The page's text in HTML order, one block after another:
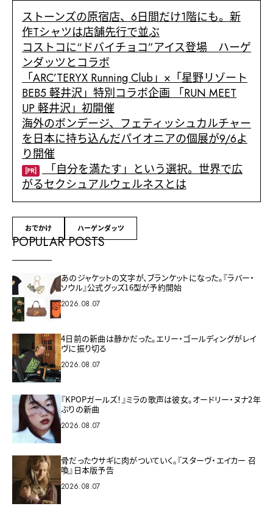
ストーンズの原宿店、6日間だけ1階にも。新
作Tシャツは店舗先行で並ぶ
コストコに“ドバイチョコ”アイス登場 ハーゲ
ンダッツとコラボ
「ARC’TERYX Running Club」×「星野リゾート
BEB5 軽井沢」特別コラボ企画 「RUN MEET
UP 軽井沢」初開催
海外のボンデージ、フェティッシュカルチャー
を日本に持ち込んだパイオニアの個展が9/6よ
り開催
[PR] 「自分を満たす」という選択。世界で広
がるセクシュアルウェルネスとは
おでかけ ハーゲンダッツ
POPULAR POSTS
あのジャケットの文字が、ブランケットになった。『ラバー・
ソウル』公式グッズ16型が予約開始
2026.08.07
4日前の新曲は静かだった。エリー・ゴールディングがレイ
ヴに振り切る
2026.08.07
『KPOPガールズ！』ミラの歌声は彼女。オードリー・ヌナ2年
ぶりの新曲
2026.08.07
骨だったウサギに肉がついていく。『スターヴ・エイカー 召
喚』日本版予告
2026.08.07